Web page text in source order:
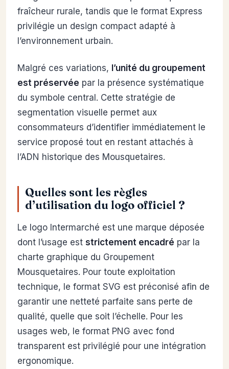
fraîcheur rurale, tandis que le format Express
privilégie un design compact adapté à
l’environnement urbain.
Malgré ces variations, l’unité du groupement
est préservée par la présence systématique
du symbole central. Cette stratégie de
segmentation visuelle permet aux
consommateurs d’identifier immédiatement le
service proposé tout en restant attachés à
l’ADN historique des Mousquetaires.
Quelles sont les règles
d’utilisation du logo officiel ?
Le logo Intermarché est une marque déposée
dont l’usage est strictement encadré par la
charte graphique du Groupement
Mousquetaires. Pour toute exploitation
technique, le format SVG est préconisé afin de
garantir une netteté parfaite sans perte de
qualité, quelle que soit l’échelle. Pour les
usages web, le format PNG avec fond
transparent est privilégié pour une intégration
ergonomique.